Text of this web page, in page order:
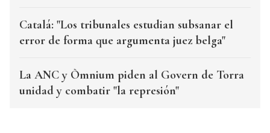
Catalá: "Los tribunales estudian subsanar el
error de forma que argumenta juez belga"
La ANC y Òmnium piden al Govern de Torra
unidad y combatir "la represión"